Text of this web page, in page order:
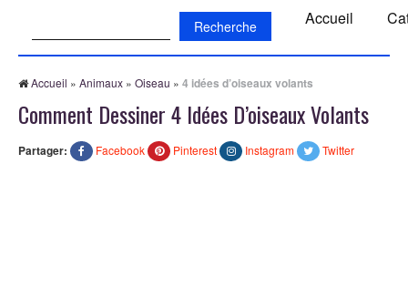
Accueil
Accueil » Animaux » Oiseau » 4 idées d’oiseaux volants
Comment Dessiner 4 Idées D’oiseaux Volants
Partager: Facebook Pinterest Instagram Twitter